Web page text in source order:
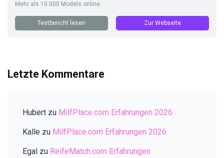
Mehr als 10.000 Models online
Testbericht lesen Zur Webseite
Letzte Kommentare
Hubert zu MilfPlace.com Erfahrungen 2026
Kalle zu MilfPlace.com Erfahrungen 2026
Egal zu ReifeMatch.com Erfahrungen